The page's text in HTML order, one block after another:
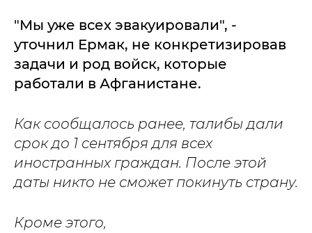
"Мы уже всех эвакуировали", -
уточнил Ермак, не конкретизировав
задачи и род войск, которые
работали в Афганистане.
Как сообщалось ранее, талибы дали
срок до 1 сентября для всех
иностранных граждан. После этой
даты никто не сможет покинуть страну.
Кроме этого,